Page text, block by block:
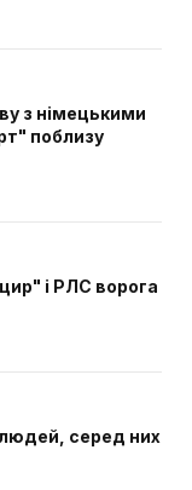
з німецькими
поблизу
і РЛС ворога
серед них